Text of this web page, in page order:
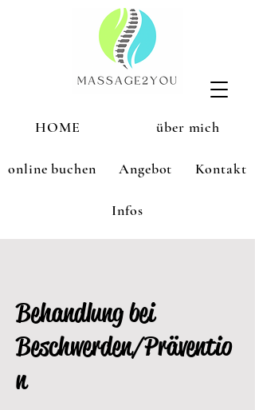
HOME über mich
online buchen Angebot Kontakt
Infos
Behandlung bei
Beschwerden/Präventio
n